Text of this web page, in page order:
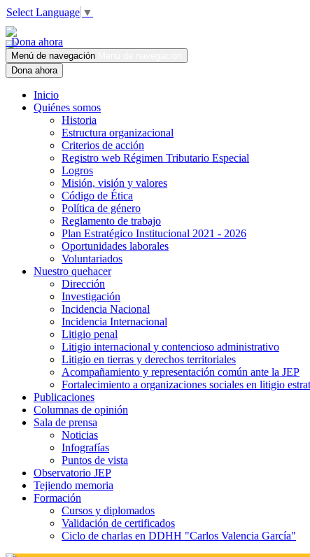
Select Language ▼
Dona ahora
Menú de navegación
Dona ahora
Inicio
Quiénes somos
Historia
Estructura organizacional
Criterios de acción
Registro web Régimen Tributario Especial
Logros
Misión, visión y valores
Código de Ética
Política de género
Reglamento de trabajo
Plan Estratégico Institucional 2021 - 2026
Oportunidades laborales
Voluntariados
Nuestro quehacer
Dirección
Investigación
Incidencia Nacional
Incidencia Internacional
Litigio penal
Litigio internacional y contencioso administrativo
Litigio en tierras y derechos territoriales
Acompañamiento y representación común ante la JEP
Fortalecimiento a organizaciones sociales en litigio
Publicaciones
Columnas de opinión
Sala de prensa
Noticias
Infografías
Puntos de vista
Observatorio JEP
Tejiendo memoria
Formación
Cursos y diplomados
Validación de certificados
Ciclo de charlas en DDHH "Carlos Valencia García"